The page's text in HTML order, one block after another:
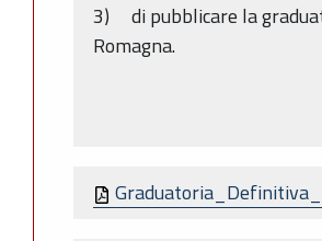
3) di pubblicare la
Romagna.